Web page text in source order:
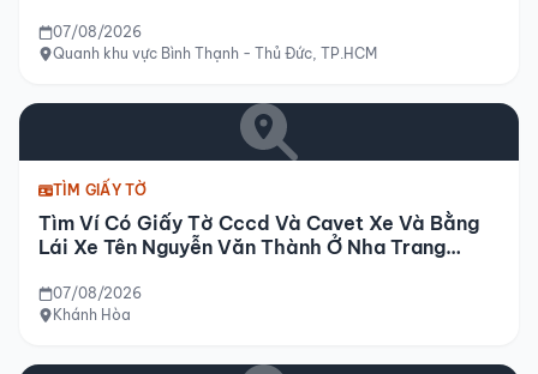
07/08/2026
Quanh khu vực Bình Thạnh - Thủ Đức, TP.HCM
TÌM GIẤY TỜ
Tìm Ví Có Giấy Tờ Cccd Và Cavet Xe Và Bằng
Lái Xe Tên Nguyễn Văn Thành Ở Nha Trang
07/08/2026
Khánh Hòa